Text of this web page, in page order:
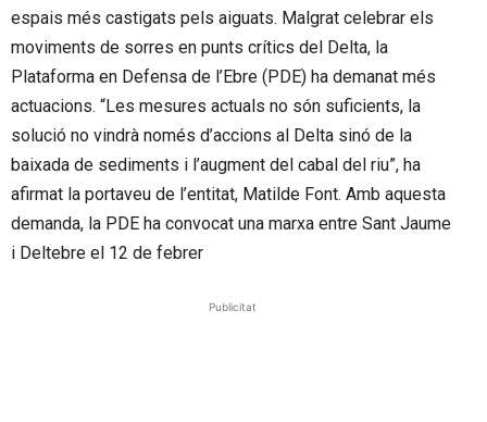
espais més castigats pels aiguats. Malgrat celebrar els
moviments de sorres en punts crítics del Delta, la
Plataforma en Defensa de l’Ebre (PDE) ha demanat més
actuacions. “Les mesures actuals no són suficients, la
solució no vindrà només d’accions al Delta sinó de la
baixada de sediments i l’augment del cabal del riu”, ha
afirmat la portaveu de l’entitat, Matilde Font. Amb aquesta
demanda, la PDE ha convocat una marxa entre Sant Jaume
i Deltebre el 12 de febrer
Publicitat